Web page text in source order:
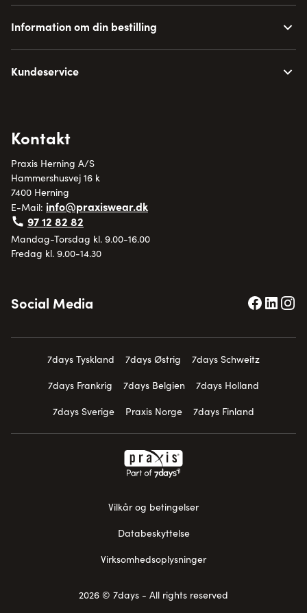
Information om din bestilling
Kundeservice
Kontakt
Praxis Herning A/S
Hammershusvej 16 k
7400 Herning
E-Mail: info@praxiswear.dk
97 12 82 82
Mandag-Torsdag kl. 9.00-16.00
Fredag kl. 9.00-14.30
Social Media
7days Tyskland 7days Østrig
7days Schweitz
7days Frankrig
7days Belgien
7days Holland
7days Sverige
Praxis Norge 7days Finland
Vilkår og betingelser
Databeskyttelse
Virksomhedsoplysninger
2026 © 7days - All rights reserved